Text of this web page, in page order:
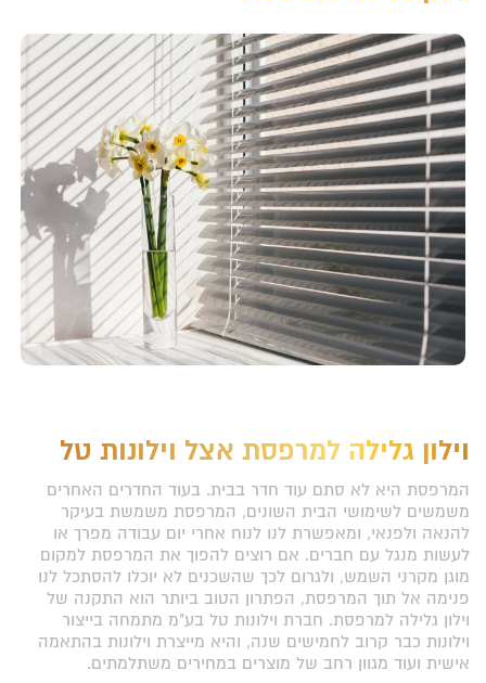
וילון גלילה למרפסת אצל וילונות טל
המרפסת היא לא סתם עוד חדר בבית. בעוד החדרים האחרים
משמשים לשימושי הבית השונים, המרפסת משמשת בעיקר
להנאה ולפנאי, ומאפשרת לנו לנוח אחרי יום עבודה מפרך או
לעשות מנגל עם חברים. אם רוצים להפוך את המרפסת למקום
מוגן מקרני השמש, ולגרום לכך שהשכנים לא יוכלו להסתכל לנו
פנימה אל תוך המרפסת, הפתרון הטוב ביותר הוא התקנה של
וילון גלילה למרפסת. חברת וילונות טל בע"מ מתמחה בייצור
וילונות כבר קרוב לחמישים שנה, והיא מייצרת וילונות בהתאמה
אישית ועוד מגוון רחב של מוצרים במחירים משתלמתים.